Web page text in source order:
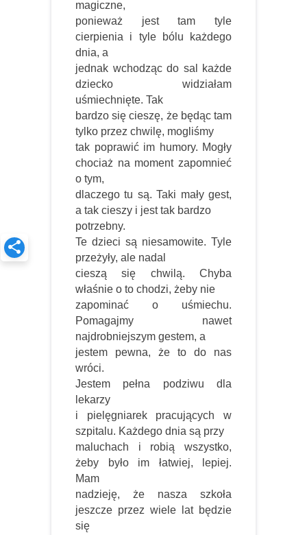
magiczne,
ponieważ jest tam tyle
cierpienia i tyle bólu każdego
dnia, a
jednak wchodząc do sal każde
dziecko widziałam
uśmiechnięte. Tak
bardzo się cieszę, że będąc tam
tylko przez chwilę, mogliśmy
tak poprawić im humory. Mogły
chociaż na moment zapomnieć
o tym,
dlaczego tu są. Taki mały gest,
a tak cieszy i jest tak bardzo
potrzebny.
Te dzieci są niesamowite. Tyle
przeżyły, ale nadal
cieszą się chwilą. Chyba
właśnie o to chodzi, żeby nie
zapominać o uśmiechu.
Pomagajmy nawet
najdrobniejszym gestem, a
jestem pewna, że to do nas
wróci.
Jestem pełna podziwu dla
lekarzy
i pielęgniarek pracujących w
szpitalu. Każdego dnia są przy
maluchach i robią wszystko,
żeby było im łatwiej, lepiej.
Mam
nadzieję, że nasza szkoła
jeszcze przez wiele lat będzie
się